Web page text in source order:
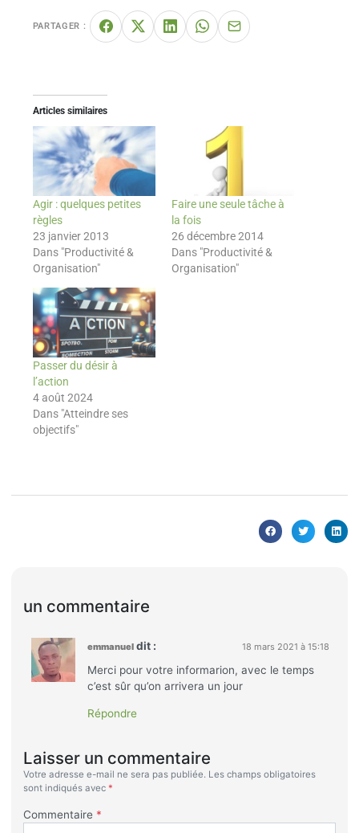
PARTAGER :
Articles similaires
Agir : quelques petites
règles
23 janvier 2013
Dans "Productivité &
Organisation"
Faire une seule tâche à
la fois
26 décembre 2014
Dans "Productivité &
Organisation"
Passer du désir à
l’action
4 août 2024
Dans "Atteindre ses
objectifs"
un commentaire
emmanuel dit : 18 mars 2021 à 15:18
Merci pour votre informarion, avec le temps
c’est sûr qu’on arrivera un jour
Répondre
Laisser un commentaire
Votre adresse e-mail ne sera pas publiée. Les champs obligatoires
sont indiqués avec *
Commentaire *